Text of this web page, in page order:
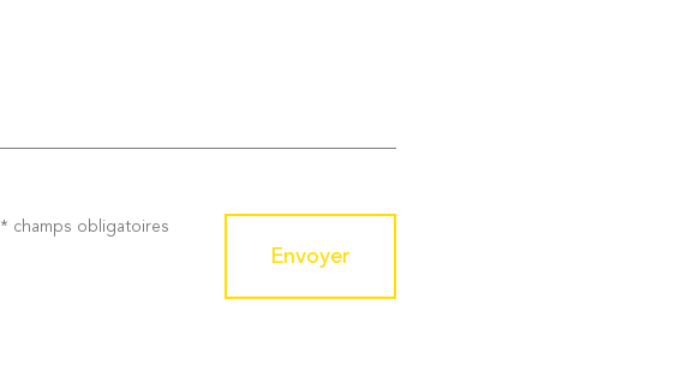
* champs obligatoires
Envoyer